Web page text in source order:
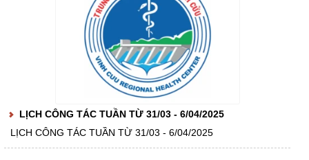
LỊCH CÔNG TÁC TUẦN TỪ 31/03 - 6/04/2025
LỊCH CÔNG TÁC TUẦN TỪ 31/03 - 6/04/2025